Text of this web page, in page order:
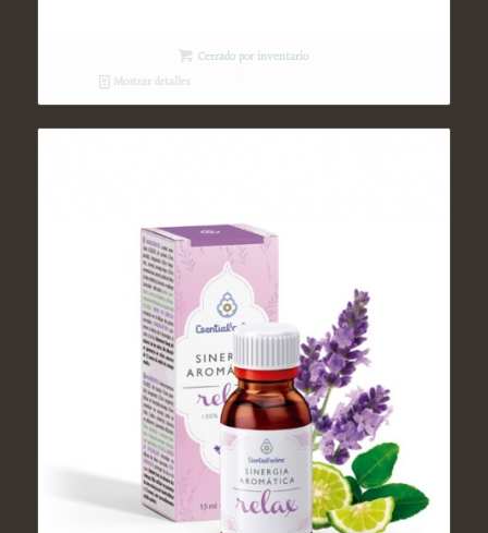
Cerrado por inventario
Mostrar detalles